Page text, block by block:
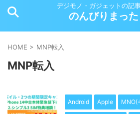
デジモノ・ガジェットの記
のんびりまっ
HOME > MNP転入
MNP転入
Android Apple MNO(